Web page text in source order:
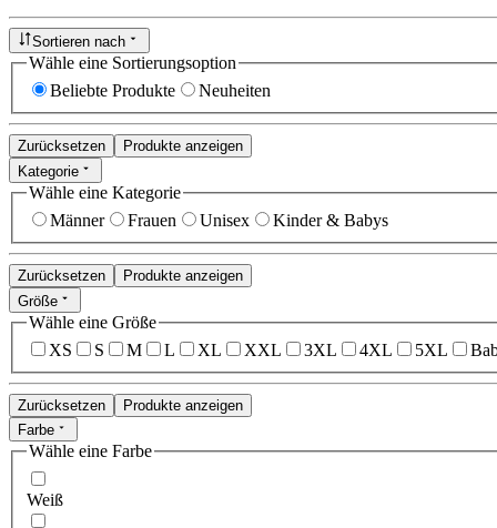
Sortieren nach
Wähle eine Sortierungsoption
Beliebte Produkte
Neuheiten
Zurücksetzen
Produkte anzeigen
Kategorie
Wähle eine Kategorie
Männer
Frauen Unisex Kinder & Babys
Zurücksetzen
Produkte anzeigen
Größe
Wähle eine Größe
XS
S M L XL XXL 3XL 4XL 5XL
Zurücksetzen
Produkte anzeigen
Farbe
Wähle eine Farbe
Weiß